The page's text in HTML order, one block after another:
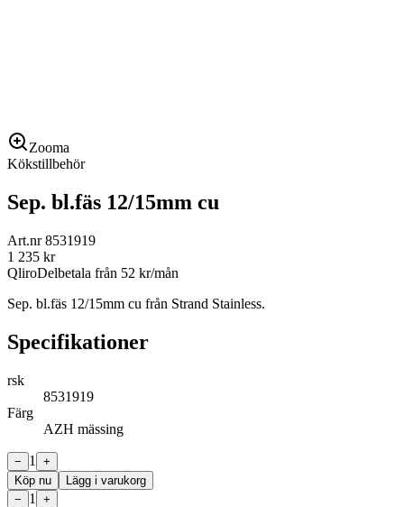
Zooma
Kökstillbehör
Sep. bl.fäs 12/15mm cu
Art.nr8531919
1 235 kr
QliroDelbetala från 52 kr/mån
Sep. bl.fäs 12/15mm cu från Strand Stainless.
Specifikationer
rsk
8531919
Färg
AZH mässing
− 1
+
Köp nu
Lägg i varukorg
−
1 +